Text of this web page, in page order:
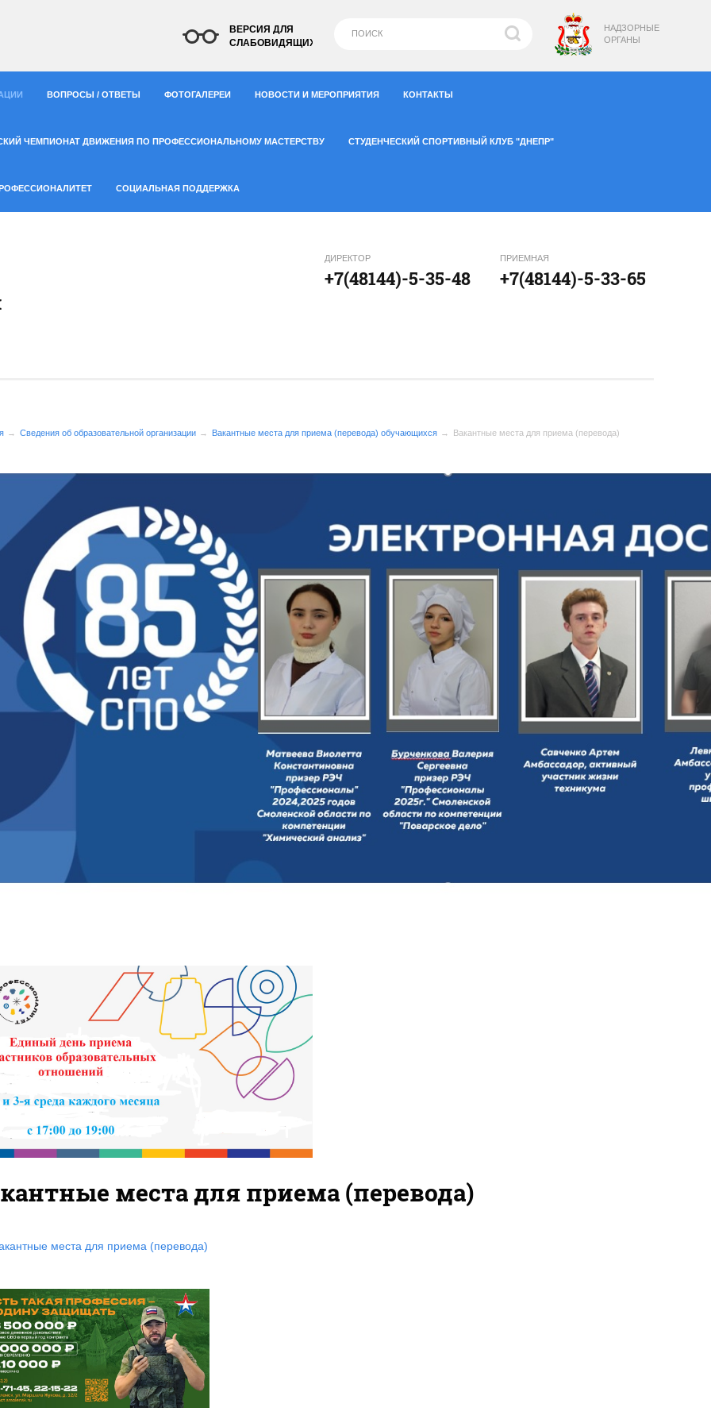
НАДЗОРНЫЕ
ОРГАНЫ
ВЕРСИЯ ДЛЯ
СЛАБОВИДЯЩИХ
ВОПРОСЫ / ОТВЕТЫ ФОТОГАЛЕРЕИ НОВОСТИ И МЕРОПРИЯТИЯ КОНТАКТЫ
ЧЕМПИОНАТ ДВИЖЕНИЯ ПО ПРОФЕССИОНАЛЬНОМУ МАСТЕРСТВУ СТУДЕНЧЕСКИЙ СПОРТИВНЫЙ КЛУБ "ДНЕПР"
СОЦИАЛЬНАЯ ПОДДЕРЖКА
ДИРЕКТОР
+7(48144)-5-35-48
ПРИЕМНАЯ
+7(48144)-5-33-65
Сведения об образовательной организации Вакантные места для приема (перевода) обучающихся Вакантные места для приема (перевода)
места для приема (перевода)
места для приема (перевода)